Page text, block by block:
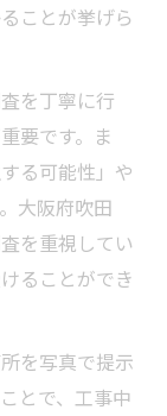
ことが挙げら
を丁寧に行
要です。ま
る可能性」や
大阪府吹田
を重視してい
ることができ
を写真で提示
とで、工事中